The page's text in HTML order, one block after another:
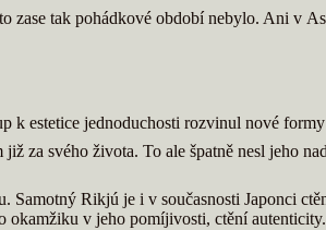
zase tak pohádkové období nebylo. Ani v
k estetice jednoduchosti rozvinul nové
za svého života. To ale špatně nesl jeho
Samotný Rikjú je i v současnosti Japonci
v jeho pomíjivosti, ctění